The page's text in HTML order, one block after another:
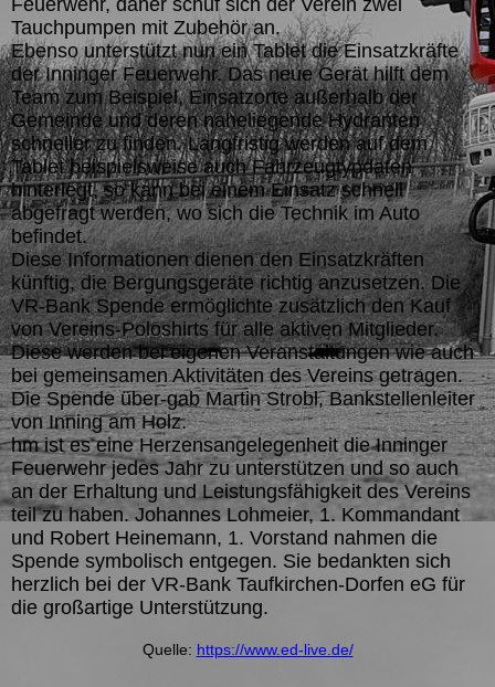
Feuerwehr, daher schuf sich der Verein zwei
Tauchpumpen mit Zubehör an.
Ebenso unterstützt nun ein Tablet die Einsatzkräfte
der Inninger Feuerwehr. Das neue Gerät hilft dem
Team zum Beispiel, Einsatzorte außerhalb der
Gemeinde und deren naheliegende Hydranten
schneller zu finden. Langfristig werden auf dem
Tablet beispielsweise auch Fahrzeugtypdaten
hinterlegt, so kann bei einem Einsatz schnell
abgefragt werden, wo sich die Technik im Auto
befindet.
Diese Informationen dienen den Einsatzkräften
künftig, die Bergungsgeräte richtig anzusetzen. Die
VR-Bank Spende ermöglichte zusätzlich den Kauf
von Vereins-Poloshirts für alle aktiven Mitglieder.
Diese werden bei eigenen Veranstaltungen wie auch
bei gemeinsamen Aktivitäten des Vereins getragen.
Die Spende über-gab Martin Strobl, Bankstellenleiter
von Inning am Holz.
hm ist es eine Herzensangelegenheit die Inninger
Feuerwehr jedes Jahr zu unterstützen und so auch
an der Erhaltung und Leistungsfähigkeit des Vereins
teil zu haben. Johannes Lohmeier, 1. Kommandant
und Robert Heinemann, 1. Vorstand nahmen die
Spende symbolisch entgegen. Sie bedankten sich
herzlich bei der VR-Bank Taufkirchen-Dorfen eG für
die großartige Unterstützung.
Quelle: https://www.ed-live.de/